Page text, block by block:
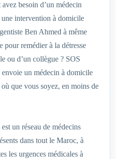
besoin d’un médecin
intervention à domicile
Ben Ahmed à même
pour remédier à la détresse
ou d’un collègue ? SOS
un médecin à domicile
que vous soyez, en moins de
un réseau de médecins
dans tout le Maroc, à
les urgences médicales à